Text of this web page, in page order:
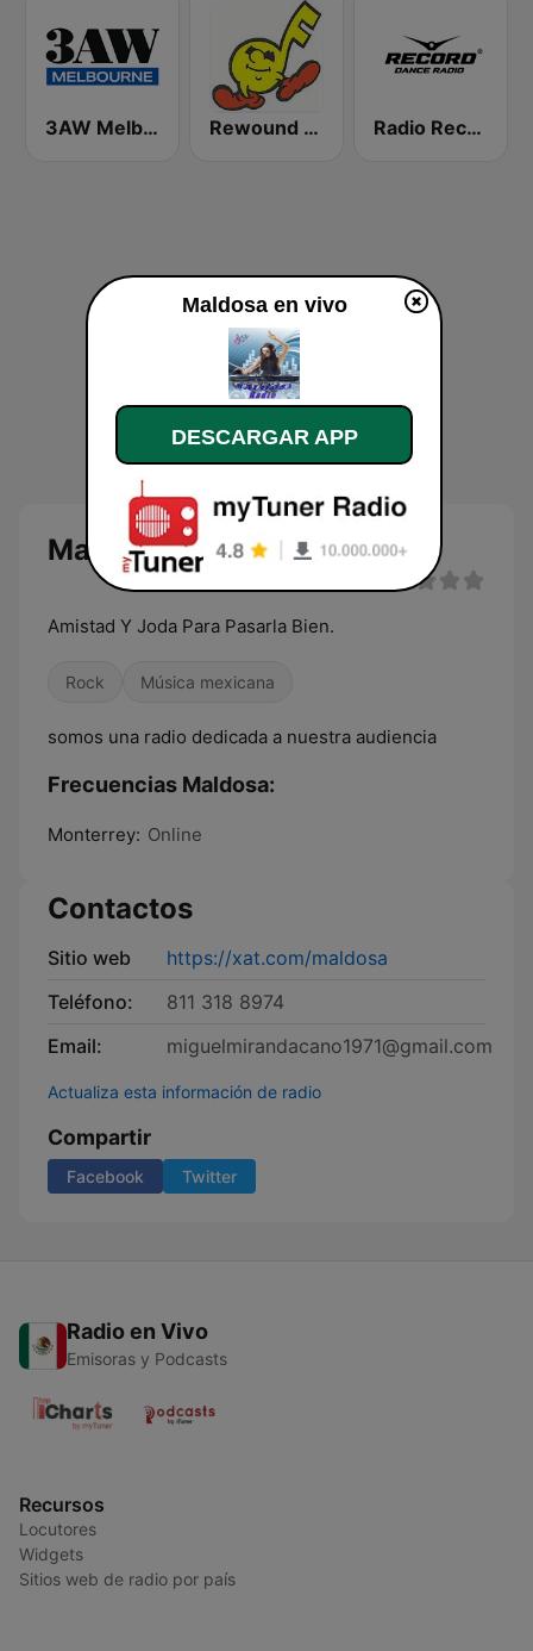
3AW Melbourne Rewound Radio Radio Record Moldova
Maldosa en vivo
Amistad Y Joda Para Pasarla Bien.
Rock Música mexicana
somos una radio dedicada a nuestra audiencia
Frecuencias Maldosa:
Monterrey: Online
Contactos
Sitio web
https://xat.com/maldosa
Teléfono:
811 318 8974
Email:
miguelmirandacano1971@gmail.com
Actualiza esta información de radio
Compartir
Facebook Twitter
Radio en Vivo
Emisoras y Podcasts
Recursos
Locutores
Widgets
Sitios web de radio por país
Maldosa en vivo
DESCARGAR APP